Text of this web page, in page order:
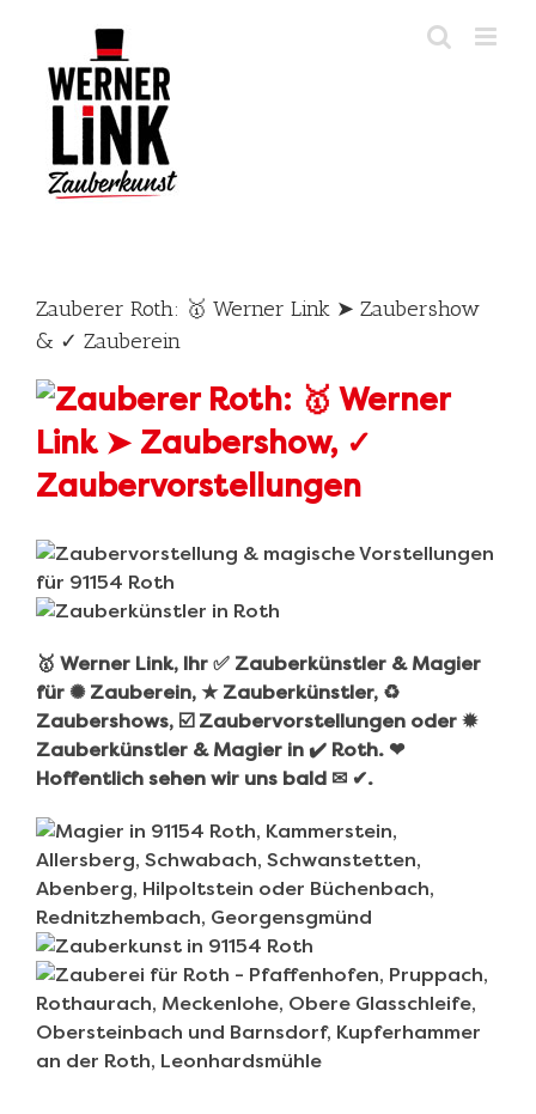
content
Zauberer Roth: 🥇 Werner Link ➤ Zaubershow
& ✓ Zauberein
🥇 Werner Link, Ihr ✅ Zauberkünstler & Magier
für ✺ Zauberein, ★ Zauberkünstler, ♻
Zaubershows, ☑️ Zaubervorstellungen oder ✹
Zauberkünstler & Magier in ✔️ Roth. ❤
Hoffentlich sehen wir uns bald ✉ ✔.